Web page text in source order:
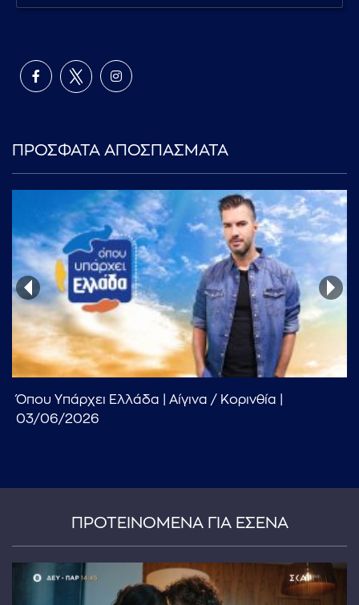
...πληκτρολογήστε κείμενο προς αναζήτηση
ΠΡΟΣΦΑΤΑ ΑΠΟΣΠΑΣΜΑΤΑ
Όπου Υπάρχει Ελλάδα | Αίγινα / Κoρινθία |
03/06/2026
ΠΡΟΤΕΙΝΟΜΕΝΑ ΓΙΑ ΕΣΕΝΑ